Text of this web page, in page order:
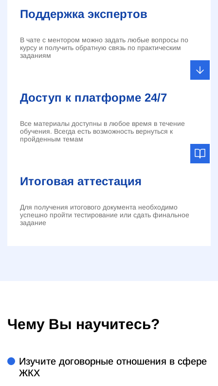
Поддержка экспертов
В чате с ментором можно задать любые вопросы по
курсу и получить обратную связь по практическим
заданиям
Доступ к платформе 24/7
Все материалы доступны в любое время в течение
обучения. Всегда есть возможность вернуться к
пройденным темам
Итоговая аттестация
Для получения итогового документа необходимо
успешно пройти тестирование или сдать финальное
задание
Чему Вы научитесь?
Изучите договорные отношения в сфере
ЖКХ